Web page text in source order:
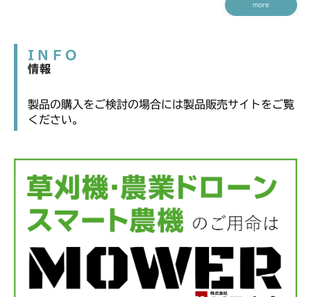
more
INFO
情報
製品の購入をご検討の場合には製品販売サイトをご覧
ください。